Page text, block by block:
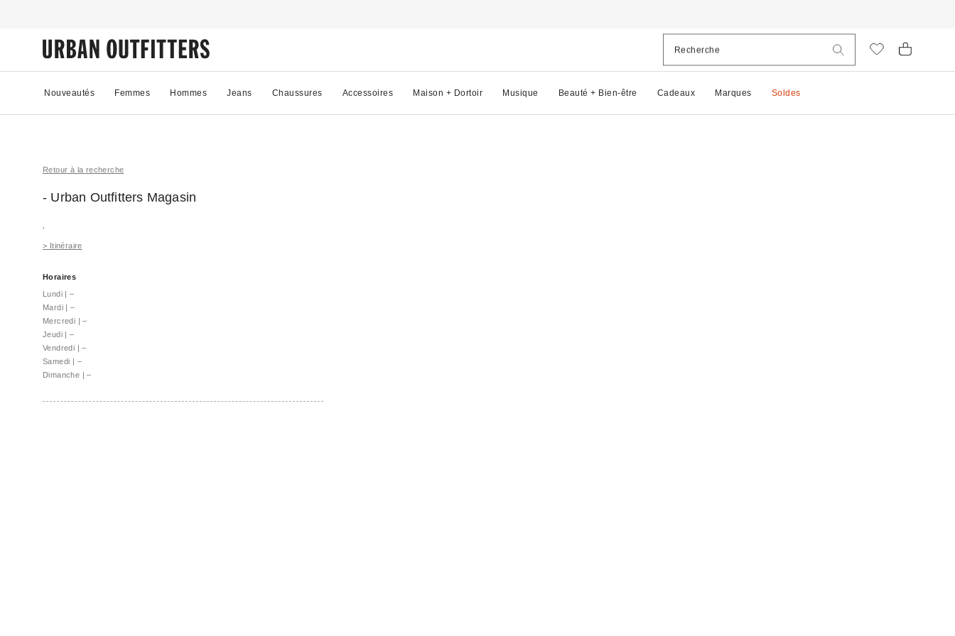
Nouveautés Femmes Hommes Jeans Chaussures Accessoires Maison + Dortoir Musique Beauté + Bien-être Cadeaux Marques Soldes
Retour à la recherche
- Urban Outfitters Magasin
> Itinéraire
Horaires
Lundi | –
Mardi | –
Mercredi | –
Jeudi | –
Vendredi | –
Samedi | –
Dimanche | –